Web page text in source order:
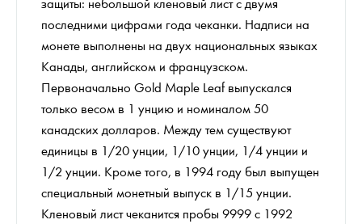
последними цифрами года чеканки. Надписи на
монете выполнены на двух национальных языках
Канады, английском и французском.
Первоначально Gold Maple Leaf выпускался
только весом в 1 унцию и номиналом 50
канадских долларов. Между тем существуют
единицы в 1/20 унции, 1/10 унции, 1/4 унции и
1/2 унции. Кроме того, в 1994 году был выпущен
специальный монетный выпуск в 1/15 унции.
Кленовый лист чеканится пробы 9999 с 1992